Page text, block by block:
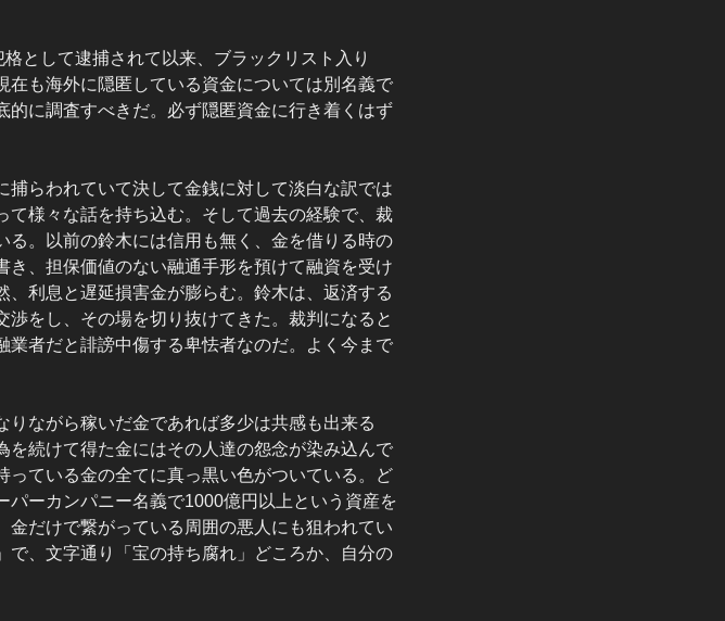
として逮捕されて以来、ブラックリスト入り
在も海外に隠匿している資金については別名義で
に調査すべきだ。必ず隠匿資金に行き着くはず
捕らわれていて決して金銭に対して淡白な訳では
様々な話を持ち込む。そして過去の経験で、裁
。以前の鈴木には信用も無く、金を借りる時の
、担保価値のない融通手形を預けて融資を受け
利息と遅延損害金が膨らむ。鈴木は、返済する
をし、その場を切り抜けてきた。裁判になると
者だと誹謗中傷する卑怯者なのだ。よく今まで
りながら稼いだ金であれば多少は共感も出来る
続けて得た金にはその人達の怨念が染み込んで
ている金の全てに真っ黒い色がついている。ど
ーカンパニー名義で1000億円以上という資産を
だけで繋がっている周囲の悪人にも狙われてい
、文字通り「宝の持ち腐れ」どころか、自分の